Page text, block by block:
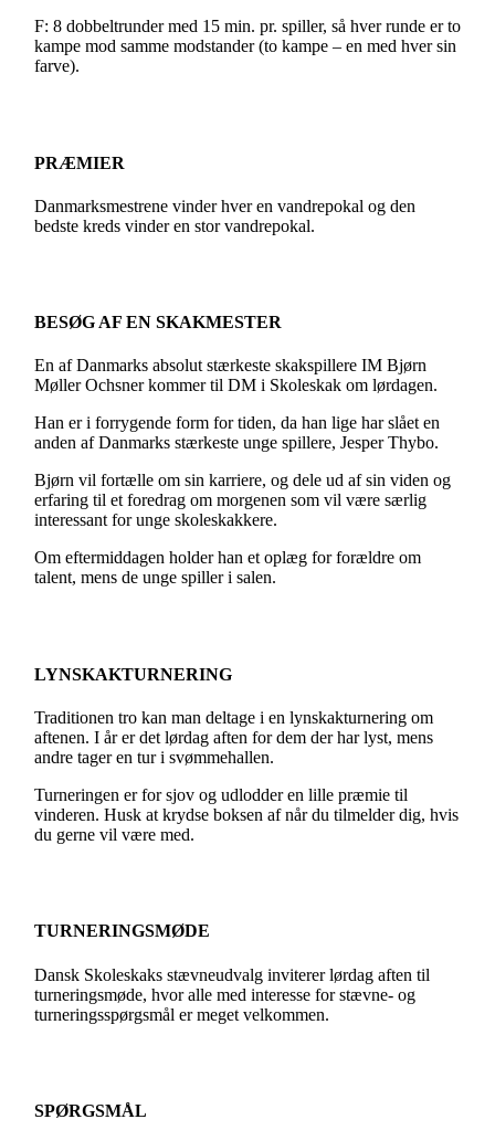
F: 8 dobbeltrunder med 15 min. pr. spiller, så hver runde er to
kampe mod samme modstander (to kampe – en med hver sin
farve).
PRÆMIER
Danmarksmestrene vinder hver en vandrepokal og den
bedste kreds vinder en stor vandrepokal.
BESØG AF EN SKAKMESTER
En af Danmarks absolut stærkeste skakspillere IM Bjørn
Møller Ochsner kommer til DM i Skoleskak om lørdagen.
Han er i forrygende form for tiden, da han lige har slået en
anden af Danmarks stærkeste unge spillere, Jesper Thybo.
Bjørn vil fortælle om sin karriere, og dele ud af sin viden og
erfaring til et foredrag om morgenen som vil være særlig
interessant for unge skoleskakkere.
Om eftermiddagen holder han et oplæg for forældre om
talent, mens de unge spiller i salen.
LYNSKAKTURNERING
Traditionen tro kan man deltage i en lynskakturnering om
aftenen. I år er det lørdag aften for dem der har lyst, mens
andre tager en tur i svømmehallen.
Turneringen er for sjov og udlodder en lille præmie til
vinderen. Husk at krydse boksen af når du tilmelder dig, hvis
du gerne vil være med.
TURNERINGSMØDE
Dansk Skoleskaks stævneudvalg inviterer lørdag aften til
turneringsmøde, hvor alle med interesse for stævne- og
turneringsspørgsmål er meget velkommen.
SPØRGSMÅL